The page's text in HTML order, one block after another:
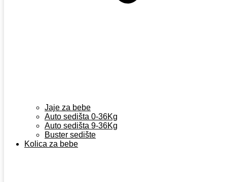
Jaje za bebe
Auto sedišta 0-36Kg
Auto sedišta 9-36Kg
Buster sedište
Kolica za bebe